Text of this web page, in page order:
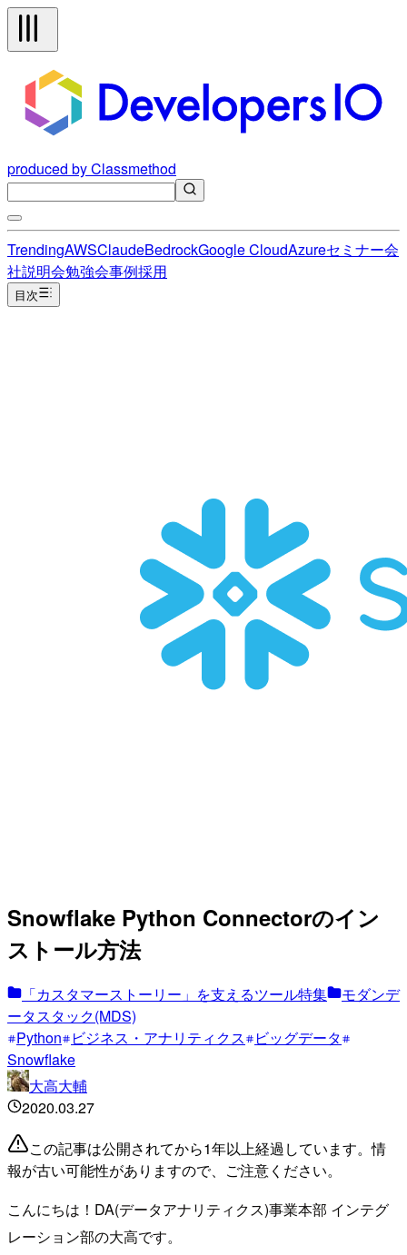
produced by Classmethod
TrendingAWSClaudeBedrockGoogle CloudAzureセミナー会
社説明会勉強会事例採用
目次
Snowflake Python Connectorのイン
ストール方法
「カスタマーストーリー」を支えるツール特集
モダンデ
ータスタック(MDS)
Python
ビジネス・アナリティクス
ビッグデータ
Snowflake
大高大輔
2020.03.27
この記事は公開されてから1年以上経過しています。情
報が古い可能性がありますので、ご注意ください。
こんにちは！DA(データアナリティクス)事業本部 インテグ
レーション部の大高です。